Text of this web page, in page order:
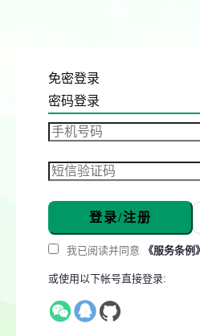
免密登录
密码登录
登录/注册
我已阅读并同意 《服务条例》
或使用以下帐号直接登录: